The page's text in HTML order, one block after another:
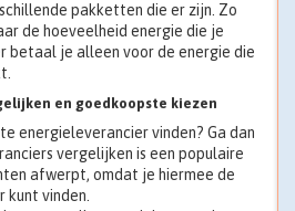
pakketten die er zijn. Zo
de hoeveelheid energie die je
betaal je alleen voor de energie die
en goedkoopste kiezen
energieleverancier vinden? Ga dan
vergelijken is een populaire
afwerpt, omdat je hiermee de
vinden.